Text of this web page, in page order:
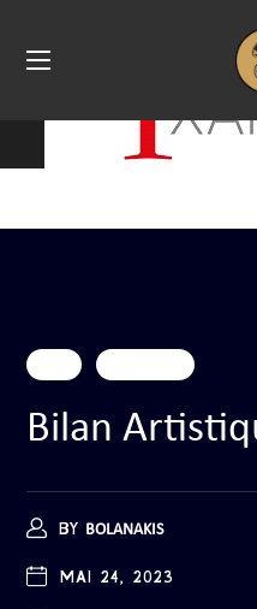
Bilan
BY BOLANAKIS
MAI 24, 2023